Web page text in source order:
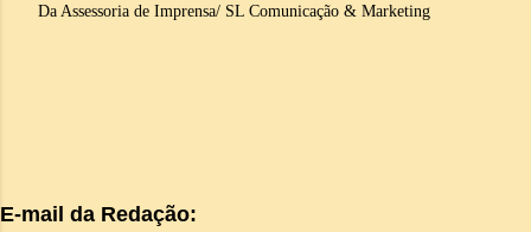
Da Assessoria de Imprensa/ SL Comunicação & Marketing
E-mail da Redação: